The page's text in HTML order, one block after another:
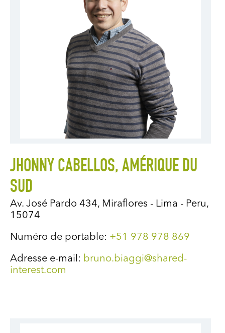
JHONNY CABELLOS, AMÉRIQUE DU
SUD
Av. José Pardo 434, Miraflores - Lima - Peru,
15074
Numéro de portable: +51 978 978 869
Adresse e-mail: bruno.biaggi@shared-
interest.com